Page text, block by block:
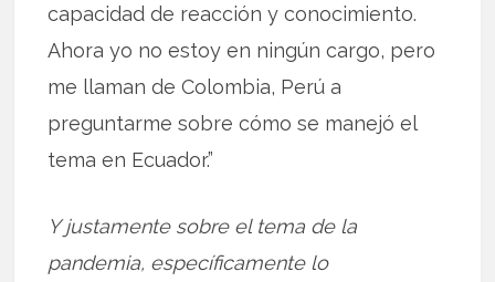
capacidad de reacción y conocimiento.
Ahora yo no estoy en ningún cargo, pero
me llaman de Colombia, Perú a
preguntarme sobre cómo se manejó el
tema en Ecuador.”
Y justamente sobre el tema de la
pandemia, específicamente lo